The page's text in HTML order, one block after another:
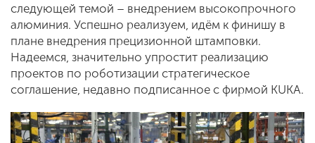
следующей темой – внедрением высокопрочного
алюминия. Успешно реализуем, идём к финишу в
плане внедрения прецизионной штамповки.
Надеемся, значительно упростит реализацию
проектов по роботизации стратегическое
соглашение, недавно подписанное с фирмой KUKA.